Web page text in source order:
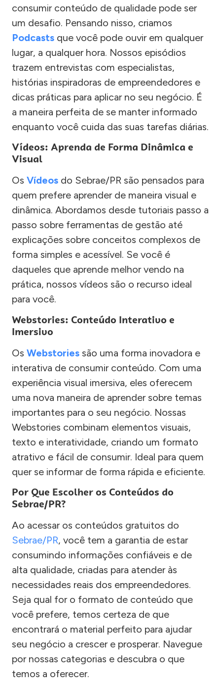
consumir conteúdo de qualidade pode ser
um desafio. Pensando nisso, criamos
Podcasts que você pode ouvir em qualquer
lugar, a qualquer hora. Nossos episódios
trazem entrevistas com especialistas,
histórias inspiradoras de empreendedores e
dicas práticas para aplicar no seu negócio. É
a maneira perfeita de se manter informado
enquanto você cuida das suas tarefas diárias.
Vídeos: Aprenda de Forma Dinâmica e
Visual
Os Vídeos do Sebrae/PR são pensados para
quem prefere aprender de maneira visual e
dinâmica. Abordamos desde tutoriais passo a
passo sobre ferramentas de gestão até
explicações sobre conceitos complexos de
forma simples e acessível. Se você é
daqueles que aprende melhor vendo na
prática, nossos vídeos são o recurso ideal
para você.
Webstories: Conteúdo Interativo e
Imersivo
Os Webstories são uma forma inovadora e
interativa de consumir conteúdo. Com uma
experiência visual imersiva, eles oferecem
uma nova maneira de aprender sobre temas
importantes para o seu negócio. Nossas
Webstories combinam elementos visuais,
texto e interatividade, criando um formato
atrativo e fácil de consumir. Ideal para quem
quer se informar de forma rápida e eficiente.
Por Que Escolher os Conteúdos do
Sebrae/PR?
Ao acessar os conteúdos gratuitos do
Sebrae/PR, você tem a garantia de estar
consumindo informações confiáveis e de
alta qualidade, criadas para atender às
necessidades reais dos empreendedores.
Seja qual for o formato de conteúdo que
você prefere, temos certeza de que
encontrará o material perfeito para ajudar
seu negócio a crescer e prosperar. Navegue
por nossas categorias e descubra o que
temos a oferecer.